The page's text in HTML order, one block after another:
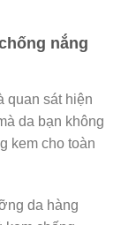
nắng
quan sát hiện
da bạn không
kem cho toàn
da hàng